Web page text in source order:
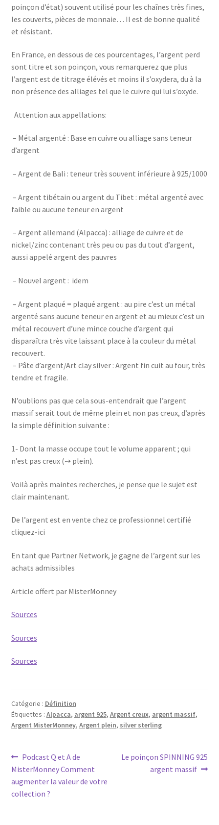
poinçon d’état) souvent utilisé pour les chaînes très fines,
les couverts, pièces de monnaie… Il est de bonne qualité
et résistant.
En France, en dessous de ces pourcentages, l’argent perd
sont titre et son poinçon, vous remarquerez que plus
l’argent est de titrage élévés et moins il s’oxydera, du à la
non présence des alliages tel que le cuivre qui lui s’oxyde.
Attention aux appellations:
– Métal argenté : Base en cuivre ou alliage sans teneur
d’argent
– Argent de Bali : teneur très souvent inférieure à 925/1000
– Argent tibétain ou argent du Tibet : métal argenté avec
faible ou aucune teneur en argent
– Argent allemand (Alpacca) : alliage de cuivre et de
nickel/zinc contenant très peu ou pas du tout d’argent,
aussi appelé argent des pauvres
– Nouvel argent : idem
– Argent plaqué = plaqué argent : au pire c’est un métal
argenté sans aucune teneur en argent et au mieux c’est un
métal recouvert d’une mince couche d’argent qui
disparaîtra très vite laissant place à la couleur du métal
recouvert.
– Pâte d’argent/Art clay silver : Argent fin cuit au four, très
tendre et fragile.
N’oublions pas que cela sous-entendrait que l’argent
massif serait tout de même plein et non pas creux, d’après
la simple définition suivante :
1- Dont la masse occupe tout le volume apparent ; qui
n’est pas creux (➙ plein).
Voilà après maintes recherches, je pense que le sujet est
clair maintenant.
De l’argent est en vente chez ce professionnel certifié
cliquez-ici
En tant que Partner Network, je gagne de l’argent sur les
achats admissibles
Article offert par MisterMonney
Sources
Sources
Sources
Catégorie : Définition
Étiquettes : Alpacca, argent 925, Argent creux, argent massif,
Argent MisterMonney, Argent plein, silver sterling
Podcast Q et A de
MisterMonney Comment
augmenter la valeur de votre
collection ?
Le poinçon SPINNING 925
argent massif